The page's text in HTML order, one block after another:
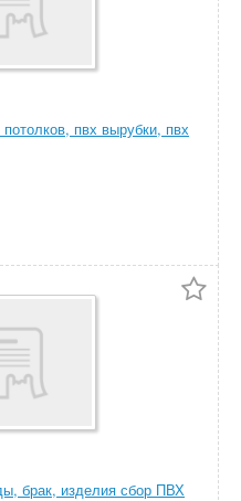
пвх вырубки, пвх
брак, изделия сбор ПВХ